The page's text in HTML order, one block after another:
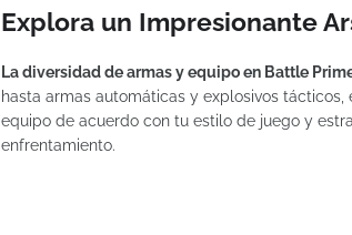
Explora un Impresionante
La diversidad de armas y equipo en Battle
hasta armas automáticas y explosivos
equipo de acuerdo con tu estilo de juego y
enfrentamiento.